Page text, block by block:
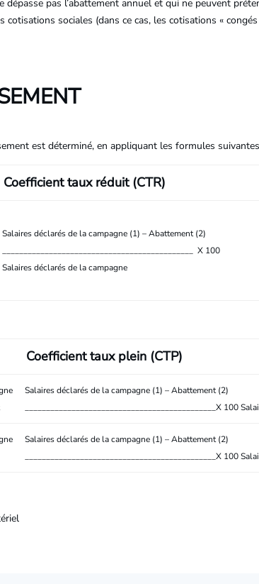
pas l’abattement annuel et qui ne peuvent
cotisations sociales (dans ce cas, les cotisations «
est déterminé, en appliquant les formules
Coefficient taux réduit (CTR)
Salaires déclarés de la campagne (1) – Abattement (2)
_____________________________________________ X 100
Salaires déclarés de la campagne
Coefficient taux plein (CTP)
Salaires déclarés de la campagne (1) – Abattement (2)
_____________________________________________X 100
Salaires déclarés de la campagne (1) – Abattement (2)
_____________________________________________X 100